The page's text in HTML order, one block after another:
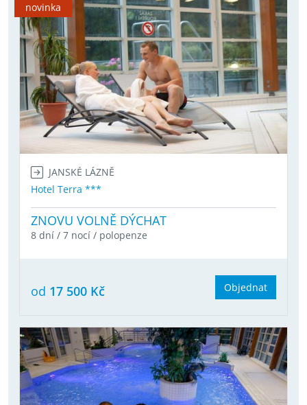
novinka
JANSKÉ LÁZNĚ
Hotel Terra ***
ZNOVU VOLNĚ DÝCHAT
8 dní / 7 nocí / polopenze
od 17 500 Kč Objednat